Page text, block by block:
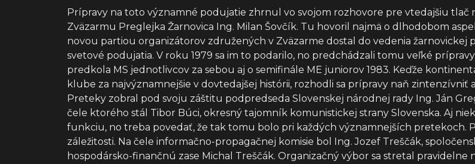
Prípravy na toto významné podujatie zhrnul vo svojom rozhovore pre vtedajšiu
Zväzarmu Preglejka Žarnovica Ing. Milan Šovčík. Tu hovoril najmä o dlhodobom
novou partiou organizátorov združených v Zväzarme dostal do vedenia žarnovickej
svetové podujatia. V roku 1979 sa im to podarilo, no predchádzali tomu veľké
predkola MS jednotlivcov za sebou aj o semifinále ME juniorov 1983. Keďže
klube za najvýznamnejšie v dovtedajšej histórii, rozhodli sa prípravy naň zintenzívniť
Preteky zobral pod svoju záštitu podpredseda Slovenskej národnej rady Ing. Ján
čele ktorého stál Tibor Búci, okresný tajomník komunistickej strany Slovenska. Aj
funkciu, no treba povedať, že tak tomu bolo pri každých významnejších pretekoch.
záležitosti. Na čele informačno-propagačnej komisie bol Ing. Jozef Treščák,
hospodársko-finančnú zase Michal Treščák. Organizačný výbor sa stretal